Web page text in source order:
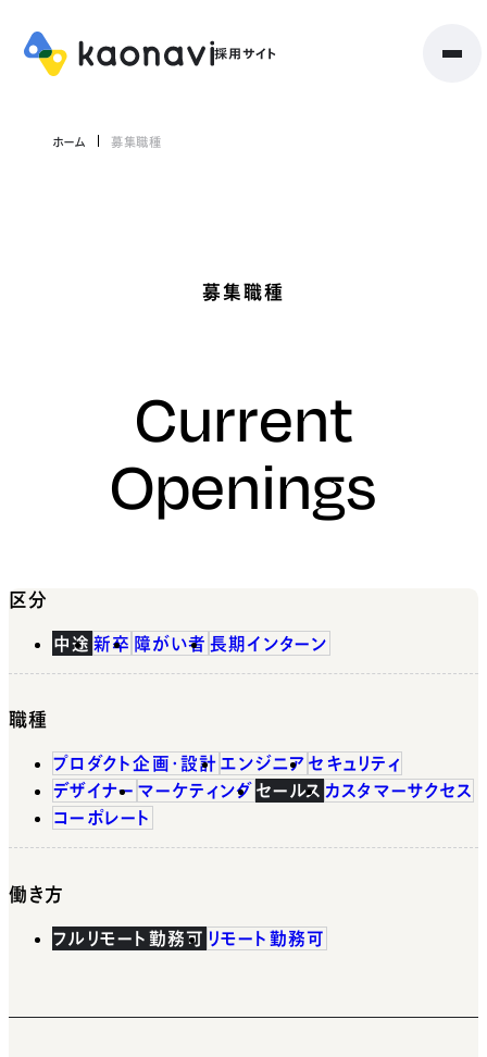
ホーム 募集職種
募集職種
Current
Openings
区分
中途 新卒 障がい者 長期インターン
職種
プロダクト企画・設計 エンジニア セキュリティ
デザイナー マーケティング セールス カスタマーサクセス
コーポレート
働き方
フルリモート勤務可 リモート勤務可